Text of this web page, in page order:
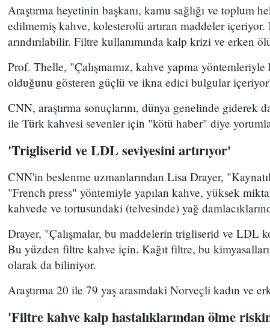
Araştırma heyetinin başkanı, kamu sağlığı ve toplum
edilmemiş kahve, kolesterolü artıran maddeler
arındırılabilir. Filtre kullanımında kalp krizi ve erken
Prof. Thelle, "Çalışmamız, kahve yapma
olduğunu gösteren güçlü ve ikna edici bulgular
CNN, araştırma sonuçlarını, dünya genelinde giderek
ile Türk kahvesi sevenler için "kötü haber" diye
'Trigliserid ve LDL seviyesini artırıyor'
CNN'in beslenme uzmanlarından Lisa Drayer,
"French press" yöntemiyle yapılan kahve, yüksek
kahvede ve tortusundaki (telvesinde) yağ
Drayer, "Çalışmalar, bu maddelerin trigliserid ve LDL
Bu yüzden filtre kahve için. Kağıt filtre, bu
olarak da biliniyor.
Araştırma 20 ile 79 yaş arasındaki Norveçli kadın ve
'Filtre kahve kalp hastalıklarından ölme